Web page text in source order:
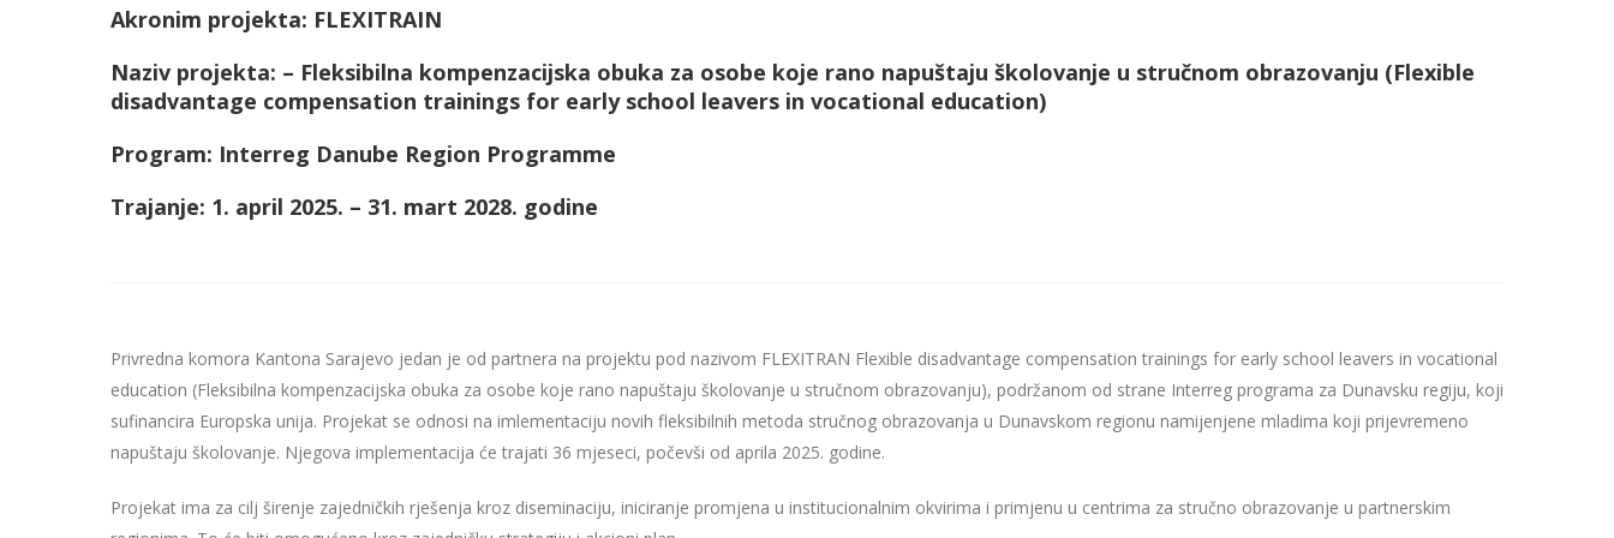
Akronim projekta: FLEXITRAIN
Naziv projekta: – Fleksibilna kompenzacijska obuka za osobe koje rano napuštaju školovanje u stručnom obrazovanju (Flexible
disadvantage compensation trainings for early school leavers in vocational education)
Program: Interreg Danube Region Programme
Trajanje: 1. april 2025. – 31. mart 2028. godine
Privredna komora Kantona Sarajevo jedan je od partnera na projektu pod nazivom FLEXITRAN Flexible disadvantage compensation trainings for early school leavers in vocational
education (Fleksibilna kompenzacijska obuka za osobe koje rano napuštaju školovanje u stručnom obrazovanju), podržanom od strane Interreg programa za Dunavsku regiju, koji
sufinancira Europska unija. Projekat se odnosi na imlementaciju novih fleksibilnih metoda stručnog obrazovanja u Dunavskom regionu namijenjene mladima koji prijevremeno
napuštaju školovanje. Njegova implementacija će trajati 36 mjeseci, počevši od aprila 2025. godine.
Projekat ima za cilj širenje zajedničkih rješenja kroz diseminaciju, iniciranje promjena u institucionalnim okvirima i primjenu u centrima za stručno obrazovanje u partnerskim